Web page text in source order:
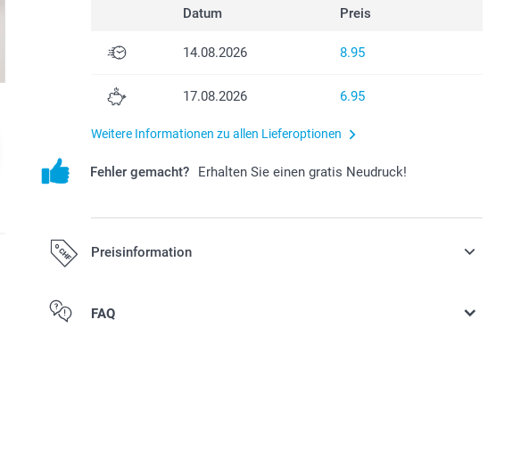
Datum Preis
14.08.2026 8.95
17.08.2026 6.95
Weitere Informationen zu allen Lieferoptionen
Fehler gemacht? Erhalten Sie einen gratis Neudruck!
Preisinformation
Alle Preise verstehen sich in Schweizer Franken (CHF) inkl. MwSt. und
FAQ